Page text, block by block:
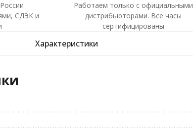
СДЭК и
Работаем только с официальными
дистрибьюторами. Все часы
сертифицированы
Характеристики